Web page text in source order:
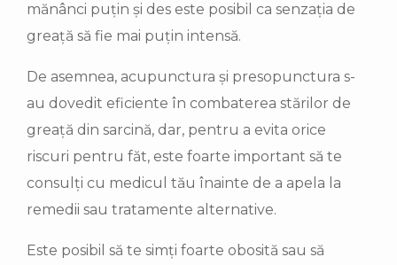
mănânci puțin și des este posibil ca senzația de
greață să fie mai puțin intensă.
De asemnea, acupunctura și presopunctura s-
au dovedit eficiente în combaterea stărilor de
greață din sarcină, dar, pentru a evita orice
riscuri pentru făt, este foarte important să te
consulți cu medicul tău înainte de a apela la
remedii sau tratamente alternative.
Este posibil să te simți foarte obosită sau să